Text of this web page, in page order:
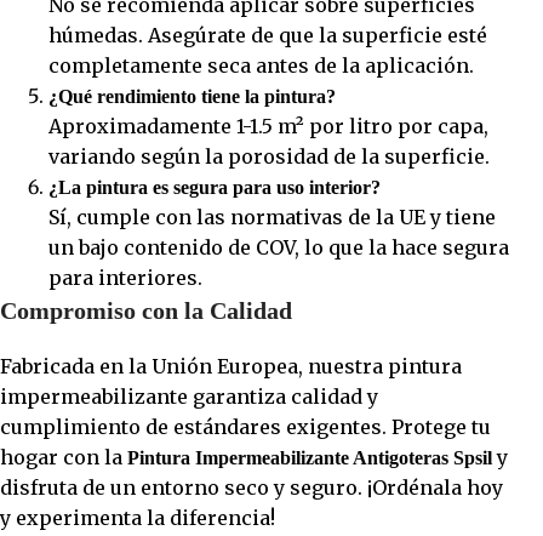
No se recomienda aplicar sobre superficies
húmedas. Asegúrate de que la superficie esté
completamente seca antes de la aplicación.
¿Qué rendimiento tiene la pintura?
Aproximadamente 1-1.5 m² por litro por capa,
variando según la porosidad de la superficie.
¿La pintura es segura para uso interior?
Sí, cumple con las normativas de la UE y tiene
un bajo contenido de COV, lo que la hace segura
para interiores.
Compromiso con la Calidad
Fabricada en la Unión Europea, nuestra pintura
impermeabilizante garantiza calidad y
cumplimiento de estándares exigentes. Protege tu
hogar con la Pintura Impermeabilizante Antigoteras Spsily
disfruta de un entorno seco y seguro. ¡Ordénala hoy
y experimenta la diferencia!